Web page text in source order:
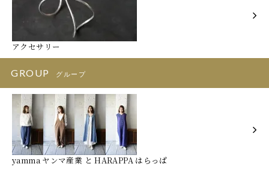
アクセサリー
GROUP グループ
yamma ヤンマ産業 と HARAPPA はらっぱ